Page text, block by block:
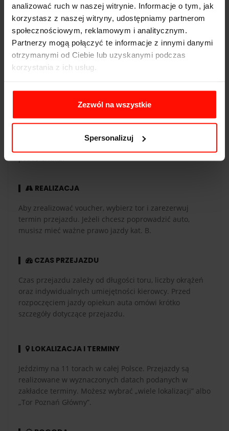
analizować ruch w naszej witrynie. Informacje o tym, jak
korzystasz z naszej witryny, udostępniamy partnerom
społecznościowym, reklamowym i analitycznym.
Partnerzy mogą połączyć te informacje z innymi danymi
otrzymanymi od Ciebie lub uzyskanymi podczas
korzystania z ich usług.
Zezwól na wszystkie
Spersonalizuj
Napęd:
tył
Pojemność:
6.2 l
Skrzynia biegów:
6-biegowa
Voucher jest ważny 365 dni od daty zakupu. Voucher
opłacony kartą podarunkową ma taką samą ważność co
października.
REALIZACJA
Aby zrealizować voucher, wybierz tor i zarezerwuj
termin przejazdu. Jeżeli chcesz poprowadzić auto,
musisz mieć ważne prawo jazdy kat. B.
CZAS PRZEJAZDU
Czas przejazdu zależy od długości toru, liczby okrążeń
oraz indywidualnych umiejętności kierowcy. Przed
rozpoczęciem jazdy opiekun auta omówi krótko
szczegóły dotyczące przejazdu.
LOKALIZACJA I TERMINY
Jeździmy na 11 torach w całej Polsce. Przejazdy są
realizowane w wyznaczonych datach podanych w
zakładce terminy. Możesz wybrać „wiele lokalizacji” albo
„Tor Poznań Główny”.